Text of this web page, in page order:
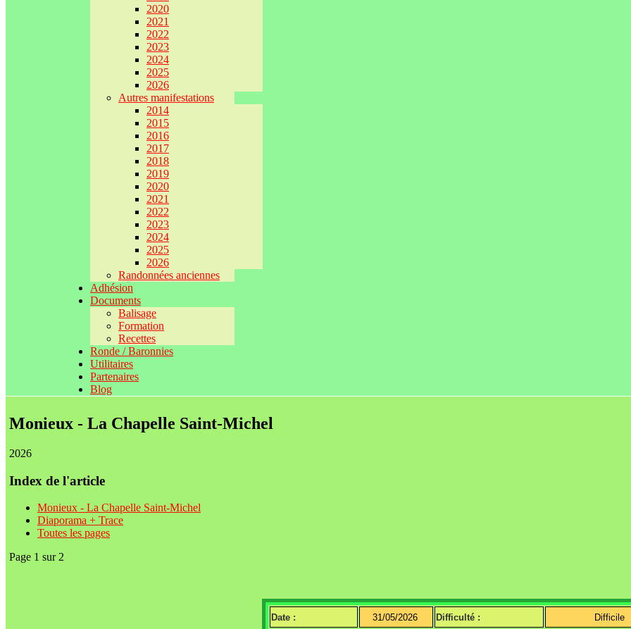
2020
2021
2022
2023
2024
2025
2026
Autres manifestations
2014
2015
2016
2017
2018
2019
2020
2021
2022
2023
2024
2025
2026
Randonnées anciennes
Adhésion
Documents
Balisage
Formation
Recettes
Ronde / Baronnies
Utilitaires
Partenaires
Blog
Monieux - La Chapelle Saint-Michel
2026
Index de l'article
Monieux - La Chapelle Saint-Michel
Diaporama + Trace
Toutes les pages
Page 1 sur 2
Date : 31/05/2026 Difficulté : Difficile